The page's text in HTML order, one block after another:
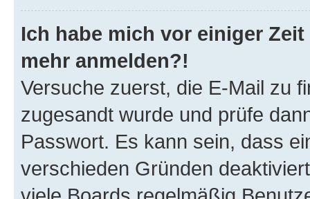
Ich habe mich vor einiger
mehr anmelden?!
Versuche zuerst, die E-Mail zu
zugesandt wurde und prüfe
Passwort. Es kann sein, dass
verschieden Gründen